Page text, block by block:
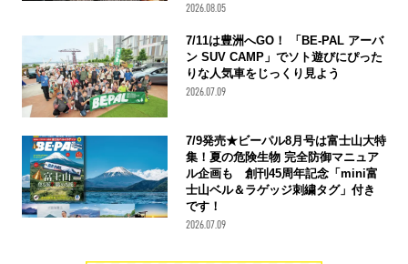
2026.08.05
7/11は豊洲へGO！ 「BE-PAL アーバ
ン SUV CAMP」でソト遊びにぴった
りな人気車をじっくり見よう
2026.07.09
7/9発売★ビーパル8月号は富士山大特
集！夏の危険生物 完全防御マニュア
ル企画も 創刊45周年記念「mini富
士山ベル＆ラゲッジ刺繍タグ」付き
です！
2026.07.09